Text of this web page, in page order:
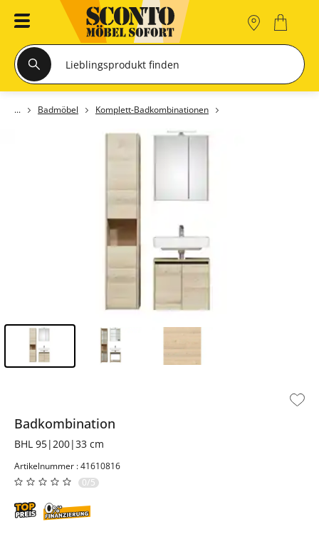
Badmöbel Komplett-Badkombinationen
Badkombination
BHL 95|200|33 cm
Artikelnummer : 41610816
0/5